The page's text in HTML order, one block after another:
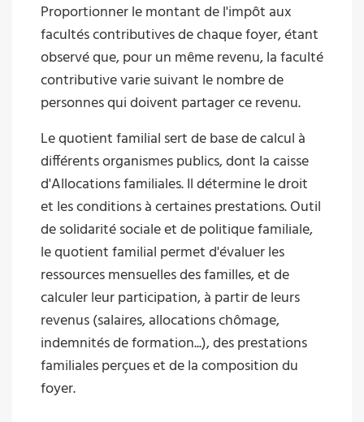
Proportionner le montant de l'impôt aux
facultés contributives de chaque foyer, étant
observé que, pour un même revenu, la faculté
contributive varie suivant le nombre de
personnes qui doivent partager ce revenu.
Le quotient familial sert de base de calcul à
différents organismes publics, dont la caisse
d'Allocations familiales. Il détermine le droit
et les conditions à certaines prestations. Outil
de solidarité sociale et de politique familiale,
le quotient familial permet d'évaluer les
ressources mensuelles des familles, et de
calculer leur participation, à partir de leurs
revenus (salaires, allocations chômage,
indemnités de formation...), des prestations
familiales perçues et de la composition du
foyer.